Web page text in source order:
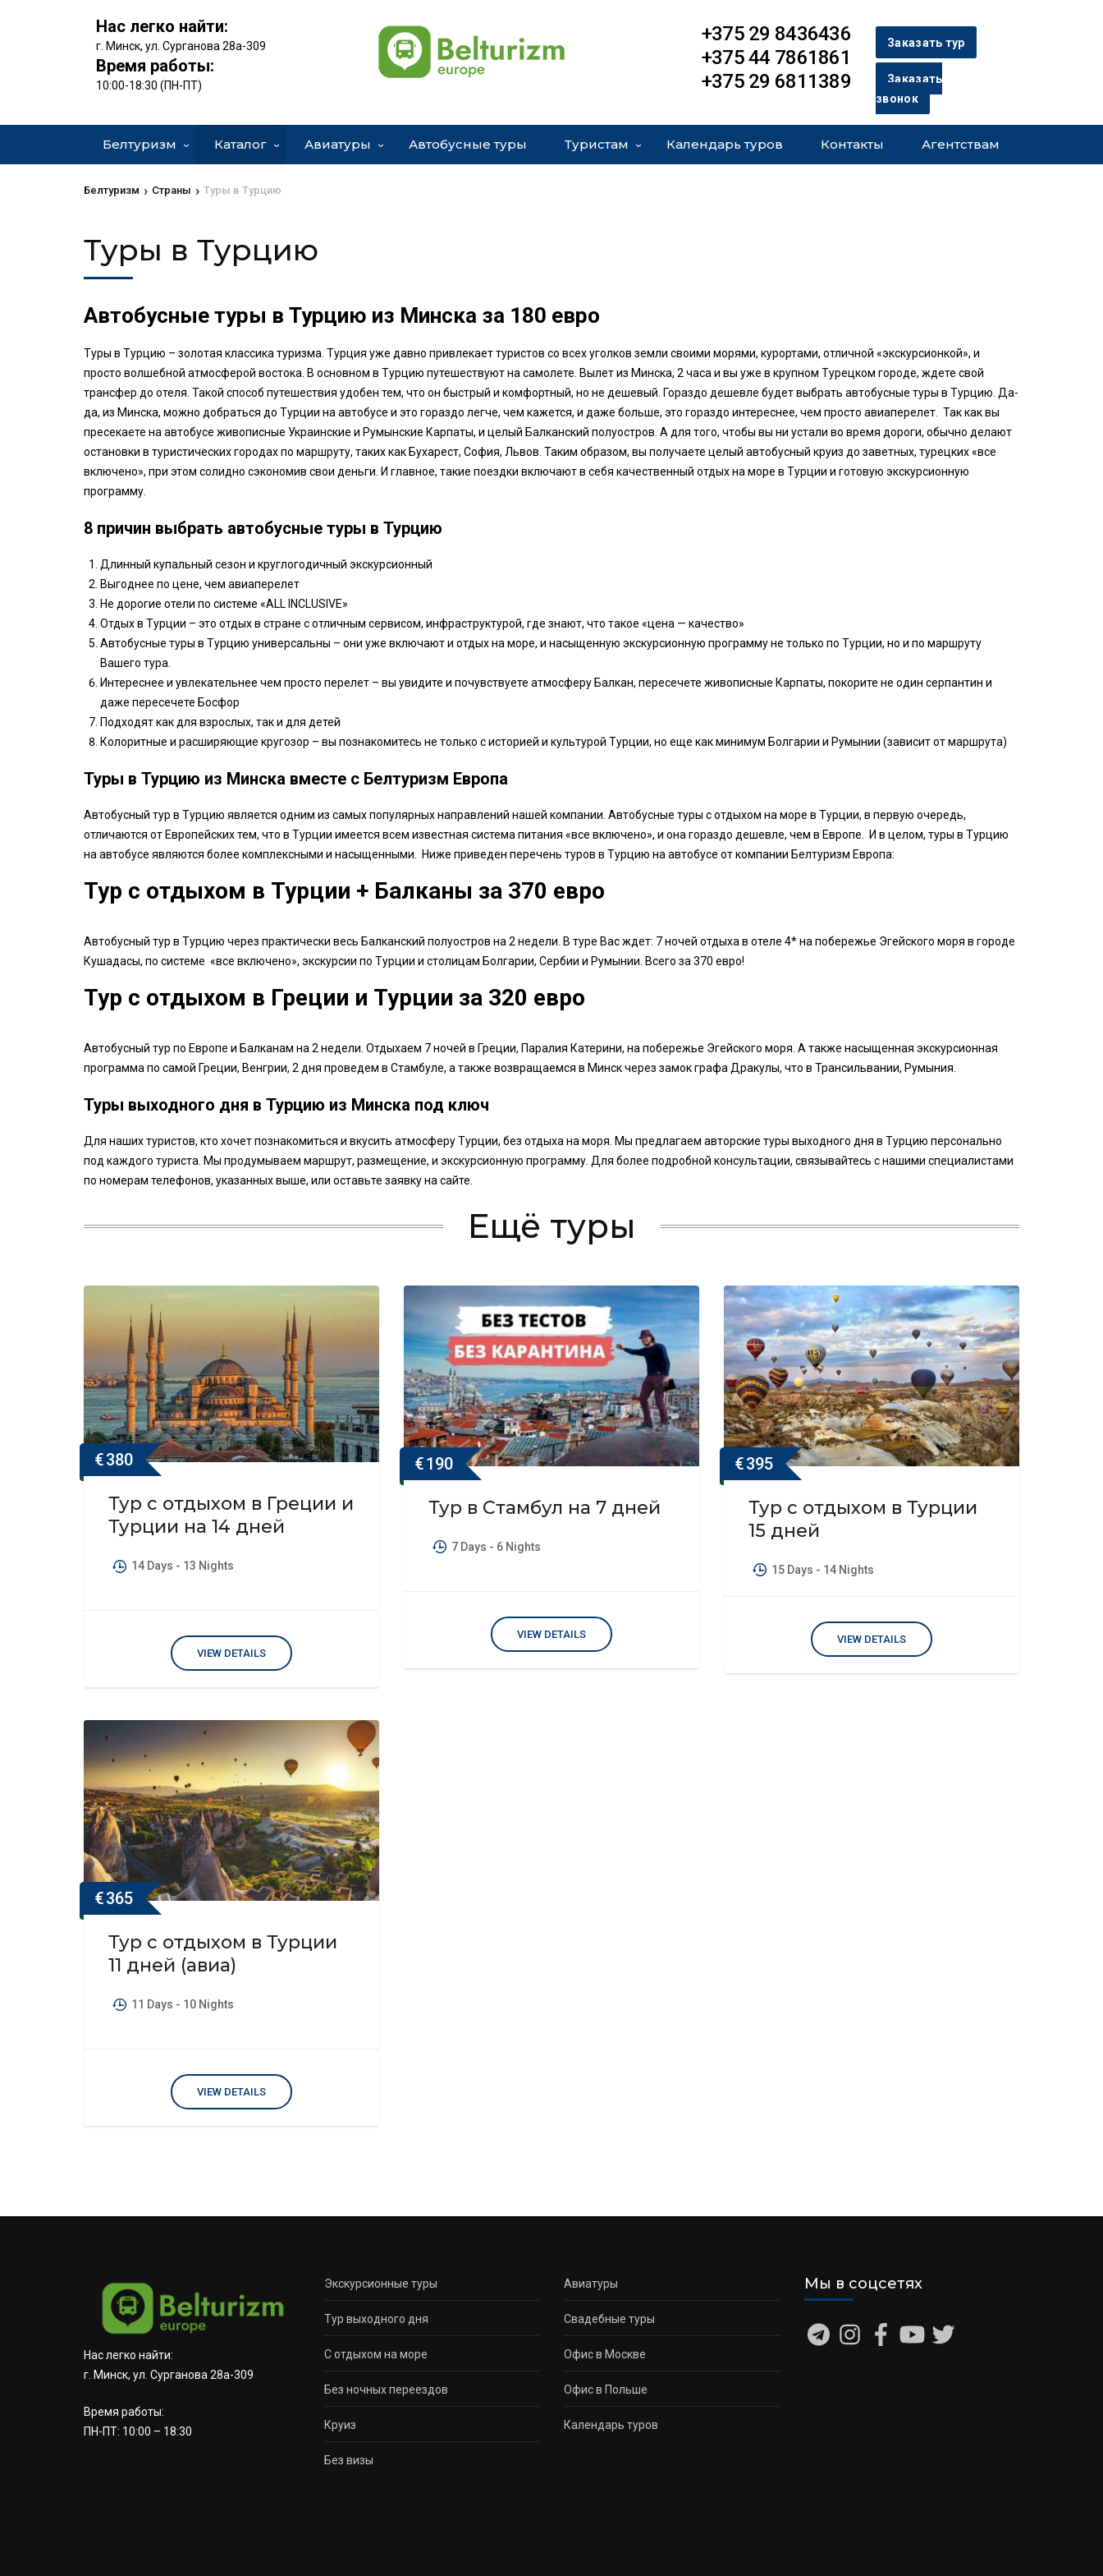
Нас легко найти:
г. Минск, ул. Сурганова 28а-309
Время работы:
10:00-18:30 (ПН-ПТ)
+375 29 8436436
+375 44 7861861
+375 29 6811389
Заказать тур
Заказать
звонок
Белтуризм Каталог Авиатуры Автобусные туры Туристам Календарь туров Контакты Агентствам
Белтуризм › Страны › Туры в Турцию
Туры в Турцию
Автобусные туры в Турцию из Минска за 180 евро
Туры в Турцию – золотая классика туризма. Турция уже давно привлекает туристов со всех уголков земли своими морями, курортами, отличной «экскурсионкой», и
просто волшебной атмосферой востока. В основном в Турцию путешествуют на самолете. Вылет из Минска, 2 часа и вы уже в крупном Турецком городе, ждете свой
трансфер до отеля. Такой способ путешествия удобен тем, что он быстрый и комфортный, но не дешевый. Гораздо дешевле будет выбрать автобусные туры в Турцию. Да-
да, из Минска, можно добраться до Турции на автобусе и это гораздо легче, чем кажется, и даже больше, это гораздо интереснее, чем просто авиаперелет. Так как вы
пресекаете на автобусе живописные Украинские и Румынские Карпаты, и целый Балканский полуостров. А для того, чтобы вы ни устали во время дороги, обычно делают
остановки в туристических городах по маршруту, таких как Бухарест, София, Львов. Таким образом, вы получаете целый автобусный круиз до заветных, турецких «все
включено», при этом солидно сэкономив свои деньги. И главное, такие поездки включают в себя качественный отдых на море в Турции и готовую экскурсионную
программу.
8 причин выбрать автобусные туры в Турцию
Длинный купальный сезон и круглогодичный экскурсионный
Выгоднее по цене, чем авиаперелет
Не дорогие отели по системе «ALL INCLUSIVE»
Отдых в Турции – это отдых в стране с отличным сервисом, инфраструктурой, где знают, что такое «цена — качество»
Автобусные туры в Турцию универсальны – они уже включают и отдых на море, и насыщенную экскурсионную программу не только по Турции, но и по маршруту
Вашего тура.
Интереснее и увлекательнее чем просто перелет – вы увидите и почувствуете атмосферу Балкан, пересечете живописные Карпаты, покорите не один серпантин и
даже пересечете Босфор
Подходят как для взрослых, так и для детей
Колоритные и расширяющие кругозор – вы познакомитесь не только с историей и культурой Турции, но еще как минимум Болгарии и Румынии (зависит от маршрута)
Туры в Турцию из Минска вместе с Белтуризм Европа
Автобусный тур в Турцию является одним из самых популярных направлений нашей компании. Автобусные туры с отдыхом на море в Турции, в первую очередь,
отличаются от Европейских тем, что в Турции имеется всем известная система питания «все включено», и она гораздо дешевле, чем в Европе. И в целом, туры в Турцию
на автобусе являются более комплексными и насыщенными. Ниже приведен перечень туров в Турцию на автобусе от компании Белтуризм Европа:
Тур с отдыхом в Турции + Балканы за 370 евро
Автобусный тур в Турцию через практически весь Балканский полуостров на 2 недели. В туре Вас ждет: 7 ночей отдыха в отеле 4* на побережье Эгейского моря в городе
Кушадасы, по системе «все включено», экскурсии по Турции и столицам Болгарии, Сербии и Румынии. Всего за 370 евро!
Тур с отдыхом в Греции и Турции за 320 евро
Автобусный тур по Европе и Балканам на 2 недели. Отдыхаем 7 ночей в Греции, Паралия Катерини, на побережье Эгейского моря. А также насыщенная экскурсионная
программа по самой Греции, Венгрии, 2 дня проведем в Стамбуле, а также возвращаемся в Минск через замок графа Дракулы, что в Трансильвании, Румыния.
Туры выходного дня в Турцию из Минска под ключ
Для наших туристов, кто хочет познакомиться и вкусить атмосферу Турции, без отдыха на моря. Мы предлагаем авторские туры выходного дня в Турцию персонально
под каждого туриста. Мы продумываем маршрут, размещение, и экскурсионную программу. Для более подробной консультации, связывайтесь с нашими специалистами
по номерам телефонов, указанных выше, или оставьте заявку на сайте.
Ещё туры
€380
Тур с отдыхом в Греции и
Турции на 14 дней
14 Days - 13 Nights
VIEW DETAILS
€190
Тур в Стамбул на 7 дней
7 Days - 6 Nights
VIEW DETAILS
€395
Тур с отдыхом в Турции
15 дней
15 Days - 14 Nights
VIEW DETAILS
€365
Тур с отдыхом в Турции
11 дней (авиа)
11 Days - 10 Nights
VIEW DETAILS
Нас легко найти:
г. Минск, ул. Сурганова 28а-309
Время работы:
ПН-ПТ: 10:00 – 18:30
Экскурсионные туры
Тур выходного дня
С отдыхом на море
Без ночных переездов
Круиз
Без визы
Авиатуры
Свадебные туры
Офис в Москве
Офис в Польше
Календарь туров
Мы в соцсетях